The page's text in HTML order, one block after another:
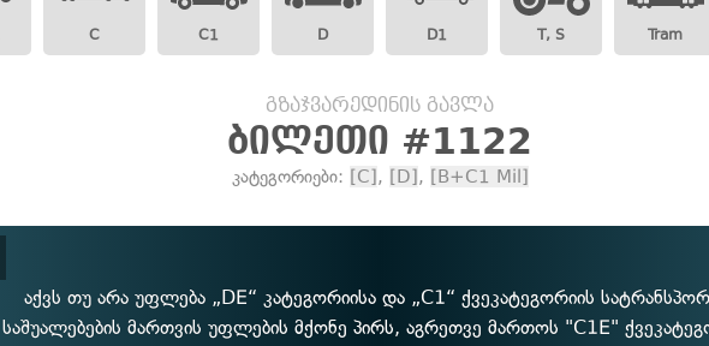
C C1 D D1 T, S Tram
გზაჯვარედინის გავლა
ბილეთი #1122
კატეგორიები: [C], [D], [B+C1 Mil]
აქვს თუ არა უფლება „DE“ კატეგორიისა და „C1“ ქვეკატეგორიის
საშუალებების მართვის უფლების მქონე პირს, აგრეთვე მართოს "C1E"